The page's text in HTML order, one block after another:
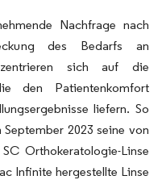
Nachfrage nach
des Bedarfs an
sich auf die
den Patientenkomfort
liefern. So
2023 seine von
Orthokeratologie-Linse
Infinite hergestellte Linse